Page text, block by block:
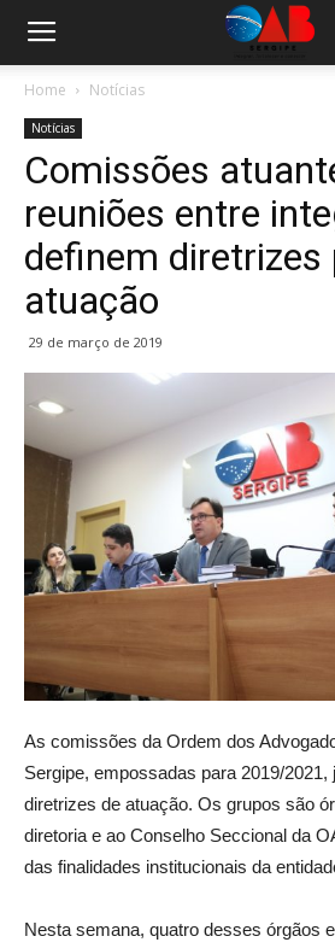
Home Notícias
Notícias
Comissões
reuniões entre
definem diretrizes
atuação
29 de março de 2019
As comissões da Ordem dos
Sergipe, empossadas para 2019/2021,
diretrizes de atuação. Os grupos são
diretoria e ao Conselho Seccional da
das finalidades institucionais da
Nesta semana, quatro desses órgãos